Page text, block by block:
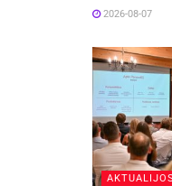
2026-08-07
AKTUALIJOS